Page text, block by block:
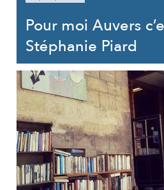
Pour moi Auvers
Stéphanie Piard